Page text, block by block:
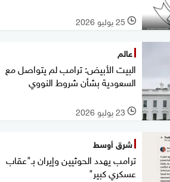
l 25 يوليو 2026
عالم
البيت الأبيض: ترامب لم يتواصل مع
السعودية بشأن شروط النووي
l 23 يوليو 2026
شرق أوسط
ترامب يهدد الحوثيين وإيران بـ"عقاب
عسكري كبير"